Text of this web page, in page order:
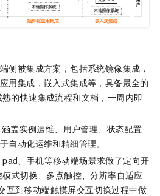
侧被集成方案，包括系统镜像集成，
用集成，嵌入式集成等，具备最全的
的快速集成流程和文档，一周内即
涵盖实例运维、用户管理、状态配置
自动化运维和精细管理。
pad、手机等移动端场景求做了定向开
式切换、多点触控、分辨率自适应
互到移动端触摸屏交互切换过程中做